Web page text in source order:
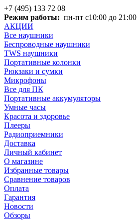
+7 (495) 133 72 08
Режим работы: пн-пт с10:00 до 21:00
АКЦИИ
Все наушники
Беспроводные наушники
TWS наушники
Портативные колонки
Рюкзаки и сумки
Микрофоны
Все для ПК
Портативные аккумуляторы
Умные часы
Красота и здоровье
Плееры
Радиоприемники
Доставка
Личный кабинет
О магазине
Избранные товары
Сравнение товаров
Оплата
Гарантия
Новости
Обзоры